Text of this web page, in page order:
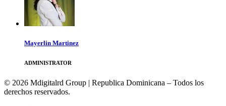
Mayerlin Martinez
ADMINISTRATOR
© 2026 Mdigitalrd Group | Republica Dominicana – Todos los
derechos reservados.